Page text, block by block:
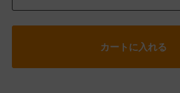
カートに入れる